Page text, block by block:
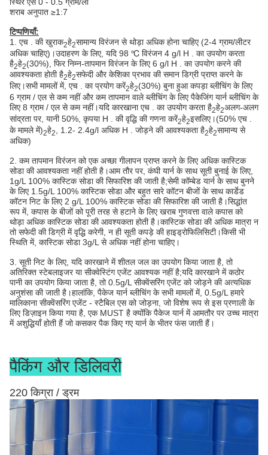
शराब अनुपात ≥1:7
टिप्पणियाँ:
1. एच . की खुराक2हे2सामान्य विरंजन से थोड़ा अधिक होना चाहिए (2-4 ग्राम/लीटर
अधिक चाहिए)।उदाहरण के लिए, यदि 98 ℃ विरंजन 4 g/l H . का उपयोग करता
है2हे2(30%), फिर निम्न-तापमान विरंजन के लिए 6 g/l H . का उपयोग करने की
आवश्यकता होती है2हे2सफेदी और केशिका प्रभाव की समान डिग्री प्राप्त करने के
लिए।सभी मामलों में, एच . का प्रयोग करें2हे2(30%) बुना हुआ कपड़ा ब्लीचिंग के लिए
6 ग्राम / एल से कम नहीं और कम तापमान वाले ब्लीचिंग के लिए पैकेजिंग यार्न ब्लीचिंग के
लिए 8 ग्राम / एल से कम नहीं।यदि कारखाना एच . का उपयोग करता है2हे2अलग-अलग
सांद्रता पर, यानी 50%, कृपया H . की वृद्धि की गणना करें2हे2इसलिए।(50% एच .
के मामले में)2हे2 , 1.2- 2.4g/l अधिक H . जोड़ने की आवश्यकता है2हे2सामान्य से
अधिक)
2. कम तापमान विरंजन को एक अच्छा गीलापन प्राप्त करने के लिए अधिक कास्टिक
सोडा की आवश्यकता नहीं होती है।आम तौर पर, कंघी यार्न के साथ सूती बुनाई के लिए,
1g/L 100% कास्टिक सोडा की सिफारिश की जाती है;सेमी कॉम्बेड यार्न के साथ बुनने
के लिए 1.5g/L 100% कास्टिक सोडा और बहुत सारे कॉटन बीजों के साथ कार्डेड
कॉटन निट के लिए 2 g/L 100% कास्टिक सोडा की सिफारिश की जाती है।सिद्धांत
रूप में, कपास के बीजों को पूरी तरह से हटाने के लिए खराब गुणवत्ता वाले कपास को
थोड़ा अधिक कास्टिक सोडा की आवश्यकता होती है।कास्टिक सोडा की अधिक मात्रा न
तो सफेदी की डिग्री में वृद्धि करेगी, न ही सूती कपड़े की हाइड्रोफिलिसिटी।किसी भी
स्थिति में, कास्टिक सोडा 3g/L से अधिक नहीं होना चाहिए।
3. सूती निट के लिए, यदि कारखाने में शीतल जल का उपयोग किया जाता है, तो
अतिरिक्त स्टेबलाइजर या सीक्वेस्टिंग एजेंट आवश्यक नहीं है;यदि कारखाने में कठोर
पानी का उपयोग किया जाता है, तो 0.5g/L सीक्वेंसरिंग एजेंट को जोड़ने की अत्यधिक
अनुशंसा की जाती है।हालांकि, पैकेज यार्न ब्लीचिंग के सभी मामलों में, 0.5g/L हमारे
मालिकाना सीक्वेंसरिंग एजेंट - स्टैबिल एस को जोड़ना, जो विशेष रूप से इस प्रणाली के
लिए डिज़ाइन किया गया है, एक MUST है क्योंकि पैकेज यार्न में आमतौर पर उच्च मात्रा
में अशुद्धियाँ होती हैं जो कसकर पैक किए गए यार्न के भीतर फंस जाती हैं।
पैकिंग और डिलिवरी
220 किग्रा / ड्रम